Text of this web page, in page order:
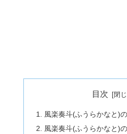
目次
風楽奏斗(ふうらかなと)
風楽奏斗(ふうらかなと)